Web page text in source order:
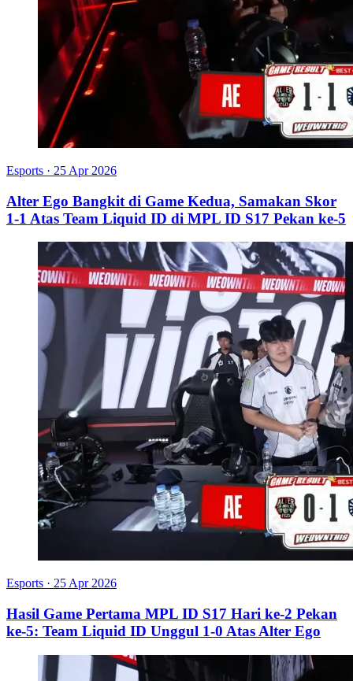
Esports · 25 Apr 2026
Alter Ego Bangkit di Game Kedua, Samakan Skor
1-1 Atas Team Liquid ID di MPL ID S17 Pekan ke-5
Esports · 25 Apr 2026
Hasil Game Pertama MPL ID S17 Hari ke-2 Pekan
ke-5: Team Liquid ID Unggul 1-0 Atas Alter Ego